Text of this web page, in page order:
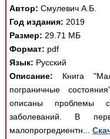
Автор: Смулевич А.Б.
Год издания: 2019
Размер: 29.71 МБ
Формат: pdf
Язык: Русский
Описание: Книга
пограничные
описаны проблемы
заболеваний. В
малопрогредиентн...